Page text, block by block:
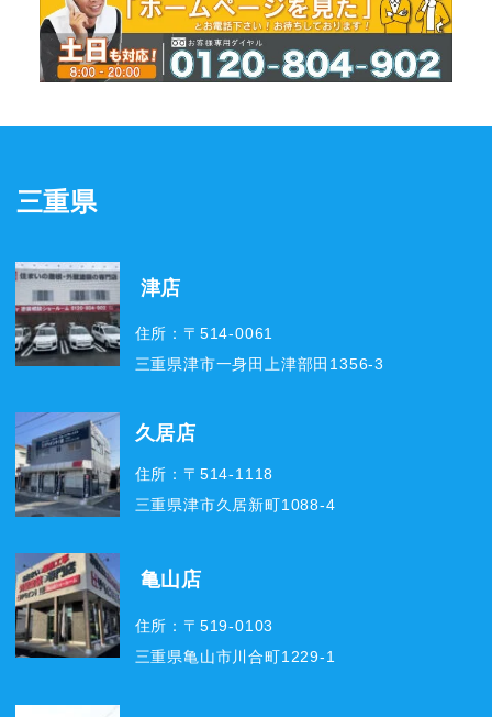
三重県
津店
住所：〒514-0061
三重県津市一身田上津部田1356-3
久居店
住所：〒514-1118
三重県津市久居新町1088-4
亀山店
住所：〒519-0103
三重県亀山市川合町1229-1